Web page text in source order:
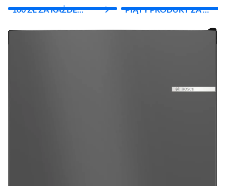
100 ZŁ ZA KAŻDE
PIĄTY PRODUKT ZA 1